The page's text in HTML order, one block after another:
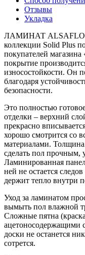
Отзывы
Укладка
ЛАМИНАТ
коллекции Solid Plus
покупателей
покрытие
износостойкости. Он
благодаря
безопасности.
Это полностью
отделки – верхний
прекрасно
хорошо смотрится со
материалами. Толщина
сделать пол прочным,
Ламинированная
ней не остается
держит тепло внутри
Уход за ламинатом
вымыть пол влажной
Сложные пятна
ацетоносодержащими
доски не останется
сотрется.